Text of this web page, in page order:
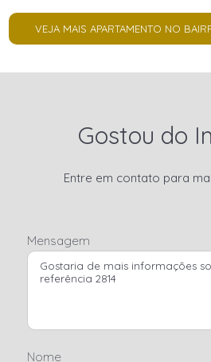
VEJA MAIS APARTAMENTO NO
Gostou do
Entre em contato para
Mensagem
Nome